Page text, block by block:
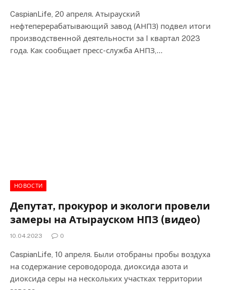
CaspianLife, 20 апреля. Атырауский
нефтеперерабатывающий завод (АНПЗ) подвел итоги
производственной деятельности за I квартал 2023
года. Как сообщает пресс-служба АНПЗ,…
НОВОСТИ
Депутат, прокурор и экологи провели
замеры на Атырауском НПЗ (видео)
10.04.2023 0
CaspianLife, 10 апреля. Были отобраны пробы воздуха
на содержание сероводорода, диоксида азота и
диоксида серы на нескольких участках территории